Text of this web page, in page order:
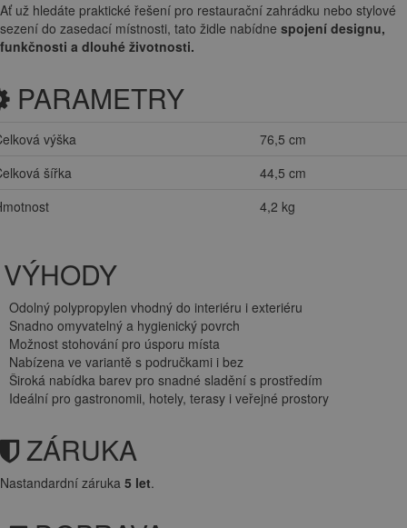
Ať už hledáte praktické řešení pro restaurační zahrádku nebo stylové
sezení do zasedací místnosti, tato židle nabídne spojení designu,
funkčnosti a dlouhé životnosti.
PARAMETRY
výška
76,5 cm
šířka
44,5 cm
4,2 kg
Odolný polypropylen vhodný do interiéru i exteriéru
Snadno omyvatelný a hygienický povrch
Možnost stohování pro úsporu místa
Nabízena ve variantě s područkami i bez
Široká nabídka barev pro snadné sladění s prostředím
Ideální pro gastronomii, hotely, terasy i veřejné prostory
ZÁRUKA
Nastandardní záruka 5 let.